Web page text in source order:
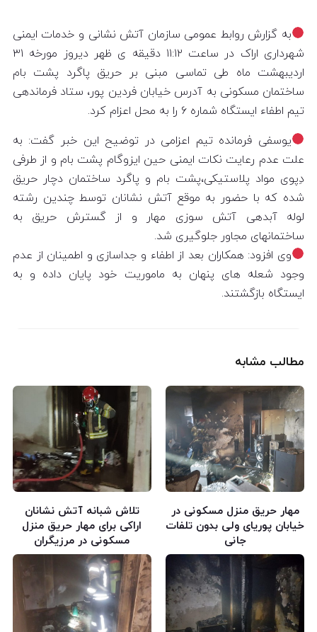
به گزارش روابط عمومی سازمان آتش نشانی و خدمات ایمنی
شهرداری اراک در ساعت ۱۱:۱۲ دقیقه ی ظهر دیروز مورخه ۳۱
اردیبهشت ماه طی تماسی مبنی بر حریق پاگرد پشت بام
ساختمان مسکونی به آدرس خیابان فردین پور، ستاد فرماندهی
تیم اطفاء ایستگاه شماره ۶ را به محل اعزام کرد.
یوسفی فرمانده تیم اعزامی در توضیح این خبر گفت: به
علت عدم رعایت نکات ایمنی حین ایزوگام پشت بام و از طرفی
دِپوی مواد پلاستیکی،پشت بام و پاگرد ساختمان دچار حریق
شده که با حضور به موقع آتش نشانان توسط چندین رشته
لوله آبدهی آتش سوزی مهار و از گسترش حریق به
ساختمانهای مجاور جلوگیری شد.
وی افزود: همکاران بعد از اطفاء و جداسازی و اطمینان از عدم
وجود شعله های پنهان به ماموریت خود پایان داده و به
ایستگاه بازگشتند.
مطالب مشابه
مهار حریق منزل مسکونی در
خیابان پوریای ولی بدون تلفات
جانی
تلاش شبانه آتش نشانان
اراکی برای مهار حریق منزل
مسکونی در مرزیگران